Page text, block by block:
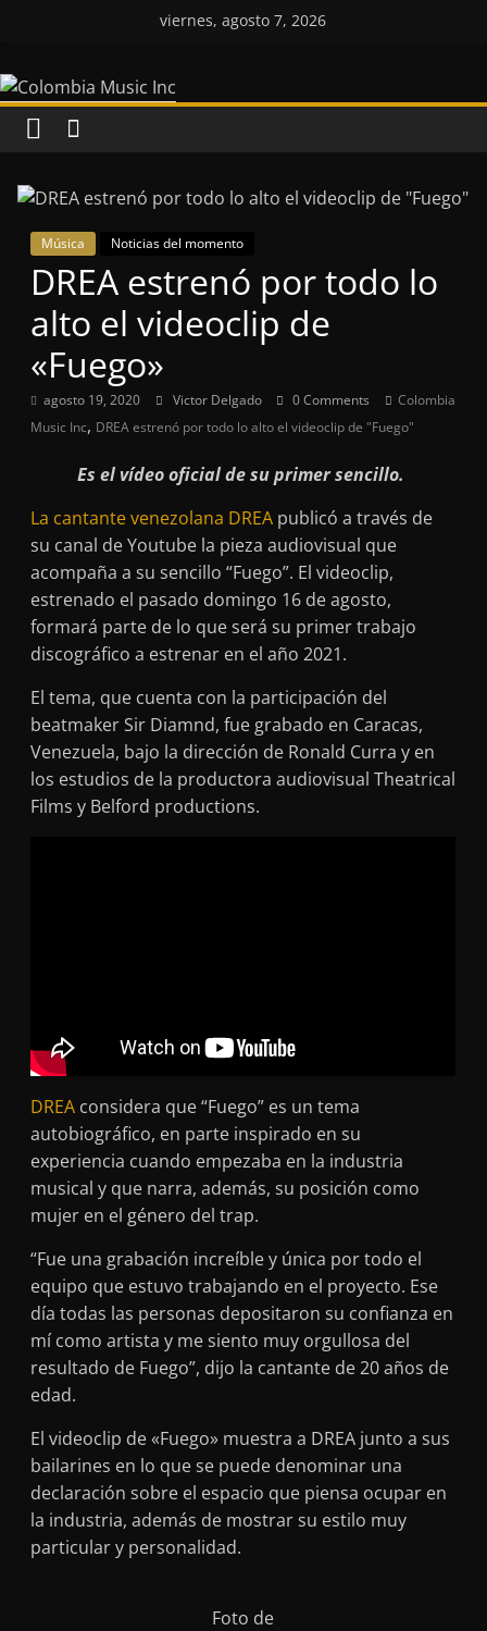
viernes, agosto 7, 2026
Colombia
Music
Inc
Colombia
Music
Inc
Música Noticias del momento
DREA estrenó por todo lo
alto el videoclip de
«Fuego»
agosto 19, 2020 Victor Delgado 0 Comments
Colombia
Music Inc, DREA estrenó por todo lo alto el videoclip de "Fuego"
Es el vídeo oficial de su primer sencillo.
La cantante venezolana DREA publicó a través de
su canal de Youtube la pieza audiovisual que
acompaña a su sencillo “Fuego”. El videoclip,
estrenado el pasado domingo 16 de agosto,
formará parte de lo que será su primer trabajo
discográfico a estrenar en el año 2021.
El tema, que cuenta con la participación del
beatmaker Sir Diamnd, fue grabado en Caracas,
Venezuela, bajo la dirección de Ronald Curra y en
los estudios de la productora audiovisual Theatrical
Films y Belford productions.
DREA considera que “Fuego” es un tema
autobiográfico, en parte inspirado en su
experiencia cuando empezaba en la industria
musical y que narra, además, su posición como
mujer en el género del trap.
“Fue una grabación increíble y única por todo el
equipo que estuvo trabajando en el proyecto. Ese
día todas las personas depositaron su confianza en
mí como artista y me siento muy orgullosa del
resultado de Fuego”, dijo la cantante de 20 años de
edad.
El videoclip de «Fuego» muestra a DREA junto a sus
bailarines en lo que se puede denominar una
declaración sobre el espacio que piensa ocupar en
la industria, además de mostrar su estilo muy
particular y personalidad.
Foto de